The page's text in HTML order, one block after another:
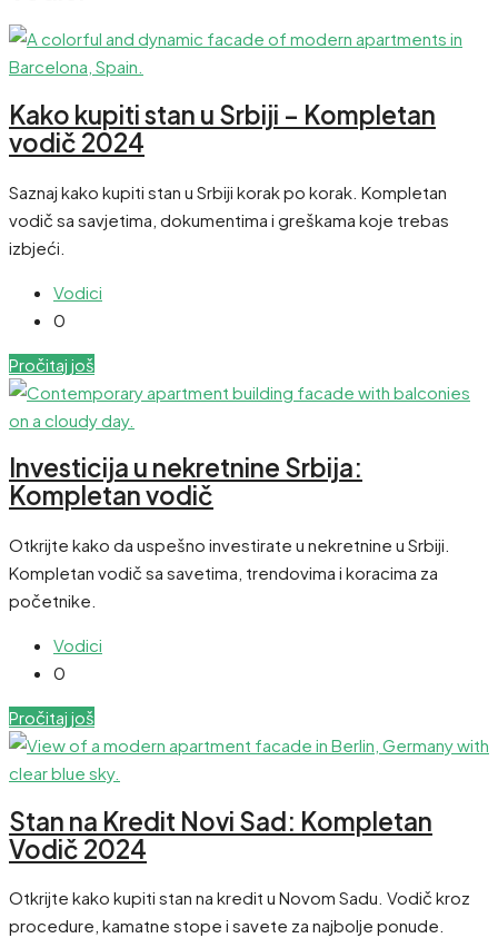
Kako kupiti stan u Srbiji – Kompletan
vodič 2024
Saznaj kako kupiti stan u Srbiji korak po korak. Kompletan
vodič sa savjetima, dokumentima i greškama koje trebas
izbjeći.
Vodici
0
Pročitaj još
Investicija u nekretnine Srbija:
Kompletan vodič
Otkrijte kako da uspešno investirate u nekretnine u Srbiji.
Kompletan vodič sa savetima, trendovima i koracima za
početnike.
Vodici
0
Pročitaj još
Stan na Kredit Novi Sad: Kompletan
Vodič 2024
Otkrijte kako kupiti stan na kredit u Novom Sadu. Vodič kroz
procedure, kamatne stope i savete za najbolje ponude.